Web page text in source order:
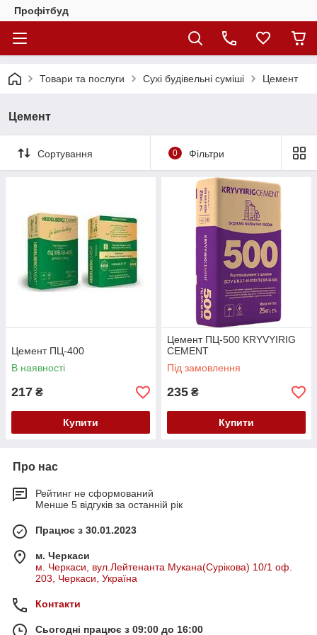
Профітбуд
Товари та послуги Сухі будівельні суміші Цемент
Цемент
Сортування 0 Фільтри
Цемент ПЦ-400
В наявності
217 ₴
Купити
Цемент ПЦ-500 KRYVYIRIG
CEMENT
Під замовлення
235 ₴
Купити
Про нас
Рейтинг не сформований
Менше 5 відгуків за останній рік
Працює з 30.01.2023
м. Черкаси
м. Черкаси, вул.Лейтенанта Мукана(Сурікова) 10/1 оф.
203, Черкаси, Україна
Контакти
Сьогодні працює з 09:00 до 16:00